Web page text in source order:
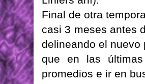
Final de otra
casi 3 meses antes
delineando el nuevo
que en las
promedios e ir en